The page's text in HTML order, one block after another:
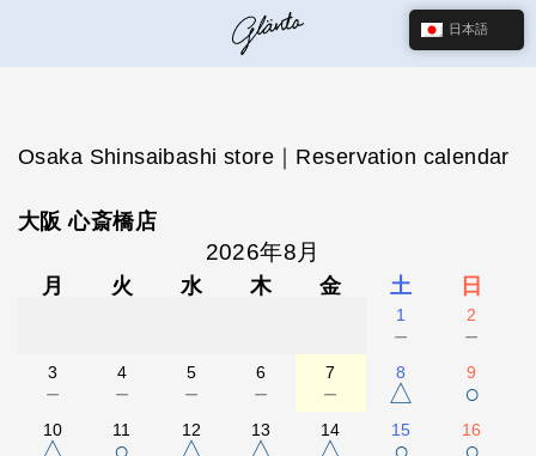
Osaka Shinsaibashi store｜Reservation calendar
大阪 心斎橋店
2026年8月
月 火 水 木 金 土 日
1
－
2
－
3
－
4
－
5
－
6
－
7
－
8
△
9
○
10 11 12 13 14 15 16
日本語